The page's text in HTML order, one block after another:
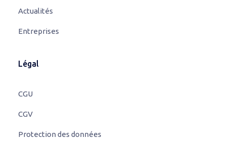
Actualités
Entreprises
Légal
CGU
CGV
Protection des données